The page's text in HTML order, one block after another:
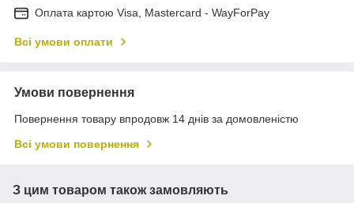
Оплата картою Visa, Mastercard - WayForPay
Всі умови оплати
Умови повернення
Повернення товару впродовж 14 днів за домовленістю
Всі умови повернення
З цим товаром також замовляють